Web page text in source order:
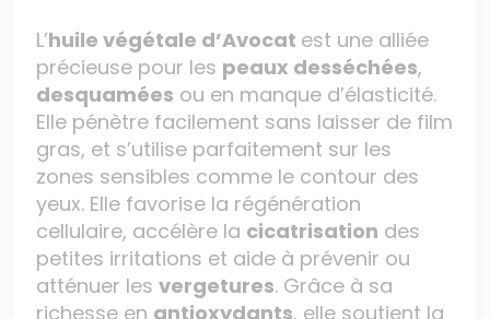
L’huile végétale d’Avocat est une alliée
précieuse pour les peaux desséchées,
desquamées ou en manque d’élasticité.
Elle pénètre facilement sans laisser de film
gras, et s’utilise parfaitement sur les
zones sensibles comme le contour des
yeux. Elle favorise la régénération
cellulaire, accélère la cicatrisation des
petites irritations et aide à prévenir ou
atténuer lesvergetures. Grâce à sa
richesse en antioxydants, elle soutient la